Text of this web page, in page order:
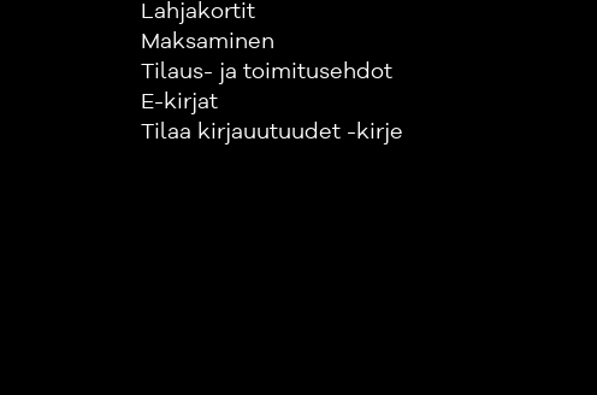
Lahjakortit
Maksaminen
Tilaus- ja toimitusehdot
E-kirjat
Tilaa kirjauutuudet -kirje